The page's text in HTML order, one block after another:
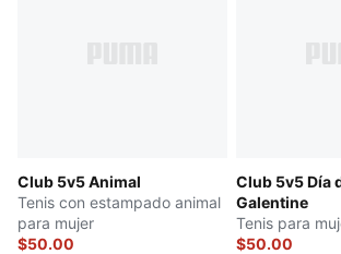
Club 5v5 Animal
Tenis con estampado animal
para mujer
$50.00
Club 5v5 Día
Galentine
Tenis para
$50.00